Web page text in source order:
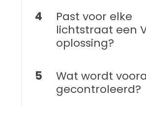
4
Past voor elke
lichtstraat een
oplossing?
5
Wat wordt
gecontroleerd?